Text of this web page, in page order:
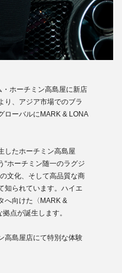
ホーチミン高島屋に新店
り、アジア市場でのブラ
ローバルにMARK & LONA
したホーチミン高島屋
“ホーチミン随一のラグジ
文化、そして高品質な商
知られています。ハイエ
へ向けた〈MARK &
点が誕生します。
高島屋店にて特別な体験